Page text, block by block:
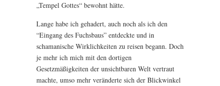
„Tempel Gottes“ bewohnt hätte.
Lange habe ich gehadert, auch noch als ich den
“Eingang des Fuchsbaus” entdeckte und in
schamanische Wirklichkeiten zu reisen begann. Doch
je mehr ich mich mit den dortigen
Gesetzmäßigkeiten der unsichtbaren Welt vertraut
machte, umso mehr veränderte sich der Blickwinkel